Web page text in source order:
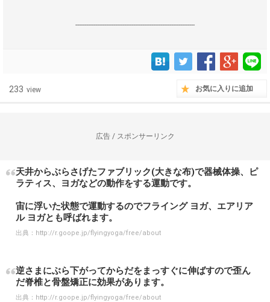
------------------------------------------------------------------
233 view お気に入りに追加
広告 / スポンサーリンク
天井からぶらさげたファブリック(大きな布)で器械体操、ピ
ラティス、ヨガなどの動作をする運動です。
宙に浮いた状態で運動するのでフライング ヨガ、エアリア
ル ヨガとも呼ばれます。
出典： http://r.goope.jp/flyingyoga/free/about
逆さまにぶら下がってからだをまっすぐに伸ばすので歪ん
だ脊椎と骨盤矯正に効果があります。
出典： http://r.goope.jp/flyingyoga/free/about